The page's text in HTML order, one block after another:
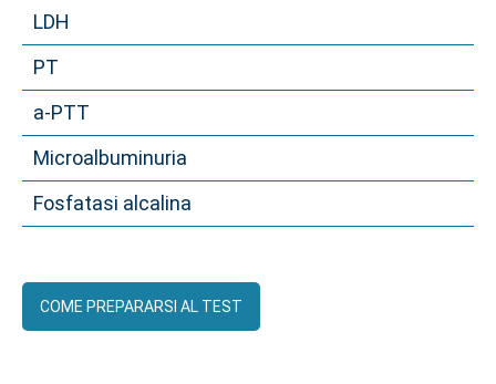
LDH
PT
a-PTT
Microalbuminuria
Fosfatasi alcalina
COME PREPARARSI AL TEST